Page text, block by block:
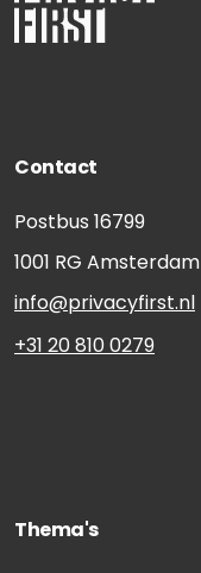
Contact
Postbus 16799
1001 RG Amsterdam
info@privacyfirst.nl
+31 20 810 0279
Thema's